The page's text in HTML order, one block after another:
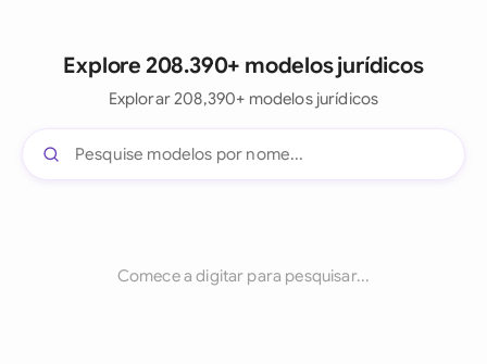
Explore 208.390+ modelos jurídicos
Explorar 208,390+ modelos jurídicos
Comece a digitar para pesquisar...